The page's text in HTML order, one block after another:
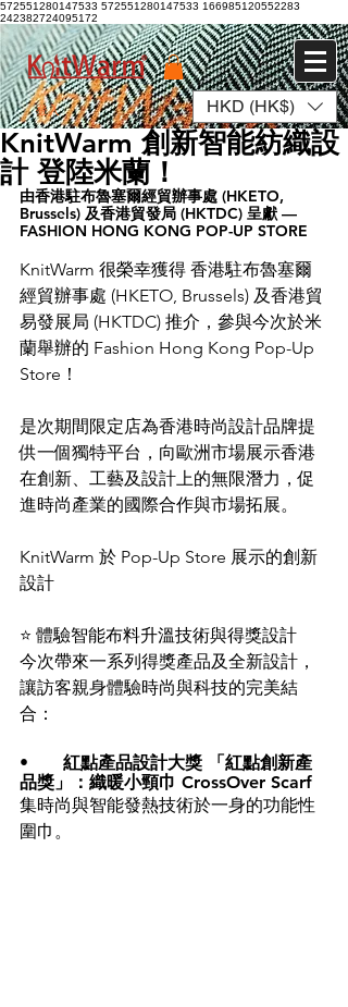
572551280147533 572551280147533 166985120552283
242382724095172
登入 HKD (HK$)
KnitWarm 創新智能紡織設
計 登陸米蘭！
由香港駐布魯塞爾經貿辦事處 (HKETO,
Brussels) 及香港貿發局 (HKTDC) 呈獻 —
FASHION HONG KONG POP-UP STORE
KnitWarm 很榮幸獲得 香港駐布魯塞爾
經貿辦事處 (HKETO, Brussels) 及香港貿
易發展局 (HKTDC) 推介，參與今次於米
蘭舉辦的 Fashion Hong Kong Pop-Up
Store！
是次期間限定店為香港時尚設計品牌提
供一個獨特平台，向歐洲市場展示香港
在創新、工藝及設計上的無限潛力，促
進時尚產業的國際合作與市場拓展。
KnitWarm 於 Pop-Up Store 展示的創新
設計
⭐ 體驗智能布料升溫技術與得獎設計
今次帶來一系列得獎產品及全新設計，
讓訪客親身體驗時尚與科技的完美結
合：
紅點產品設計大獎 「紅點創新產
品獎」
： 織暖小頸巾 CrossOver Scarf
集時尚與智能發熱技術於一身的功能性
圍巾。